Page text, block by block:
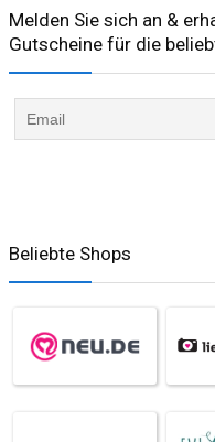
Melden Sie sich an &
Gutscheine für die
Beliebte Shops